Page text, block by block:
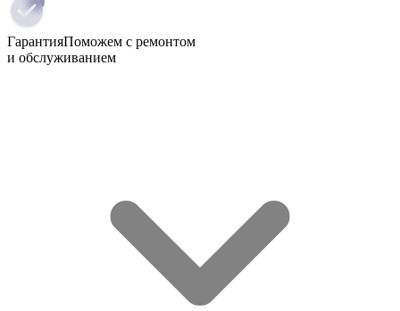
ГарантияПоможем с ремонтом
и обслуживанием